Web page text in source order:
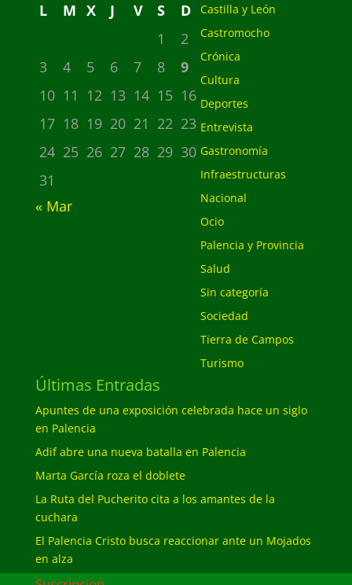
L M X J V S
D
1
2
3
4 5 6 7 8
9
10 11 12 13 14 15 16
17 18 19 20 21 22 23
24 25 26 27 28 29 30
31
« Mar
Castilla y León
Castromocho
Crónica
Cultura
Deportes
Entrevista
Gastronomía
Infraestructuras
Nacional
Ocio
Palencia y Provincia
Salud
Sin categoría
Sociedad
Tierra de Campos
Turismo
Últimas Entradas
Apuntes de una exposición celebrada hace un siglo
en Palencia
Adif abre una nueva batalla en Palencia
Marta García roza el doblete
La Ruta del Pucherito cita a los amantes de la
cuchara
El Palencia Cristo busca reaccionar ante un Mojados
en alza